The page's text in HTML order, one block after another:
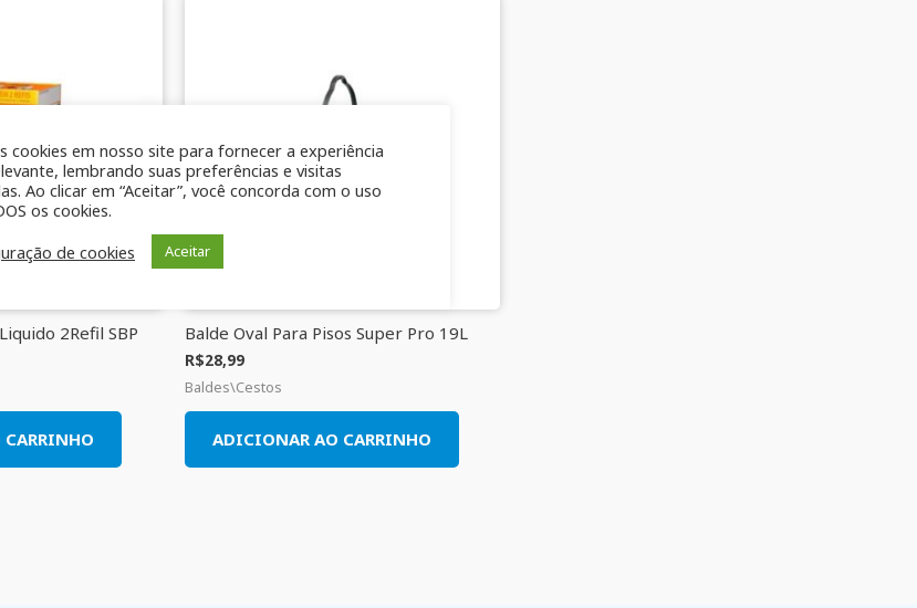
2Refil SBP Balde Oval Para Pisos Super Pro 19L
R$28,99
Baldes\Cestos
ADICIONAR AO CARRINHO
cookies em nosso site para fornecer a experiência
lembrando suas preferências e visitas
Ao clicar em “Aceitar”, você concorda com o uso
os cookies.
de cookies
Aceitar